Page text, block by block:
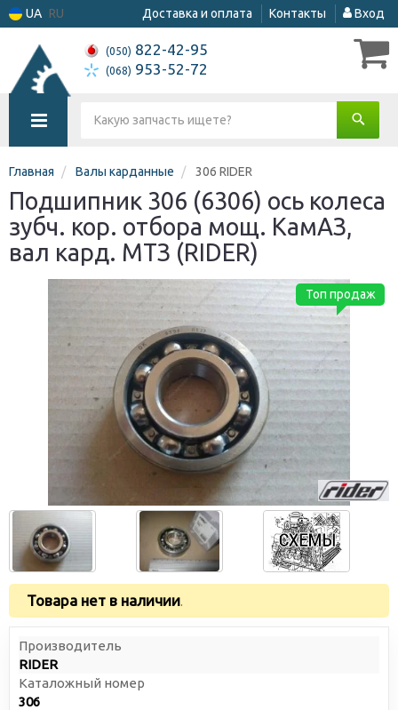
UA RU Доставка и оплата Контакты Вход
(050) 822-42-95
(068) 953-52-72
Главная Валы карданные 306 RIDER
Подшипник 306 (6306) ось колеса
зубч. кор. отбора мощ. КамАЗ,
вал кард. МТЗ (RIDER)
Топ продаж
Товара нет в наличии.
Производитель
RIDER
Каталожный номер
306